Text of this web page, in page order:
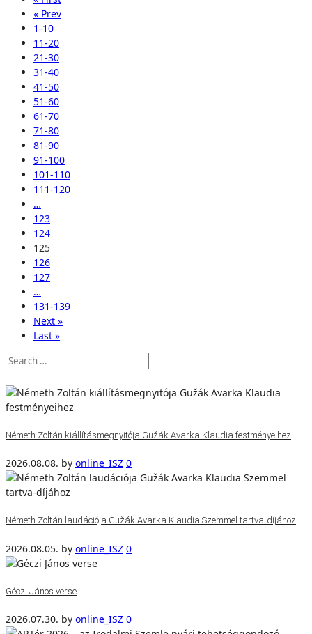
« Prev
1-10
11-20
21-30
31-40
41-50
51-60
61-70
71-80
81-90
91-100
101-110
111-120
…
123
124
125
126
127
…
131-139
Next »
Last »
Németh Zoltán kiállításmegnyitója Gužák Avarka Klaudia festményeihez
2026.08.08. by online_ISZ 0
Németh Zoltán laudációja Gužák Avarka Klaudia Szemmel tartva-díjához
2026.08.05. by online_ISZ 0
Géczi János verse
2026.07.30. by online_ISZ 0